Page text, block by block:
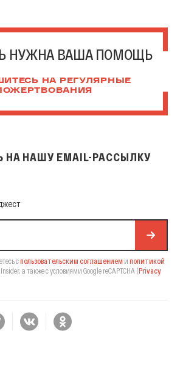
НУЖНА ВАША ПОМОЩЬ
НА РЕГУЛЯРНЫЕ
НАШУ EMAIL-РАССЫЛКУ
Email-рассылку
спользовательским соглашением и политикой
а также с условиями Google reCAPTCHA (Privacy